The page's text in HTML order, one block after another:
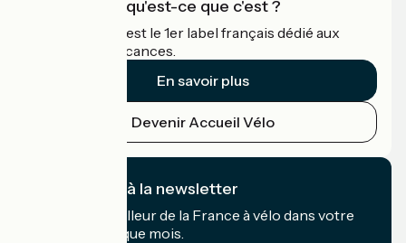
Accueil Vélo qu'est-ce que c'est ?
Accueil Vélo c'est le 1er label français dédié aux
cyclistes en vacances.
En savoir plus
Devenir Accueil Vélo
Je m'abonne à la newsletter
Recevez le meilleur de la France à vélo dans votre
boîte mail chaque mois.